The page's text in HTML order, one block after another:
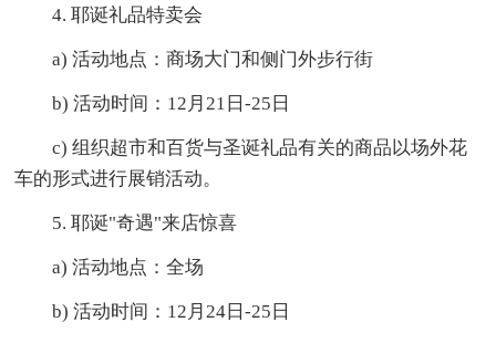
4. 耶诞礼品特卖会
a) 活动地点：商场大门和侧门外步行街
b) 活动时间：12月21日-25日
c) 组织超市和百货与圣诞礼品有关的商品以场外花
车的形式进行展销活动。
5. 耶诞"奇遇"来店惊喜
a) 活动地点：全场
b) 活动时间：12月24日-25日